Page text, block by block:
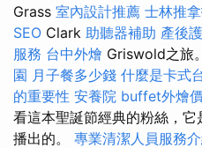
Grass 室內設計推薦 士林推
SEO Clark 助聽器補助 產後
服務 台中外燴 Griswold之旅
園 月子餐多少錢 什麼是卡式
的重要性 安養院 buffet外燴
看這本聖誕節經典的粉絲，
播出的。 專業清潔人員服務